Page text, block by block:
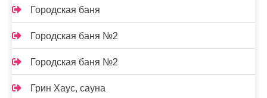
Городская баня
Городская баня №2
Городская баня №2
Грин Хаус, сауна